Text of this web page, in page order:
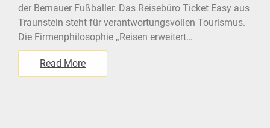
der Bernauer Fußballer. Das Reisebüro Ticket Easy aus
Traunstein steht für verantwortungsvollen Tourismus.
Die Firmenphilosophie „Reisen erweitert…
Read More